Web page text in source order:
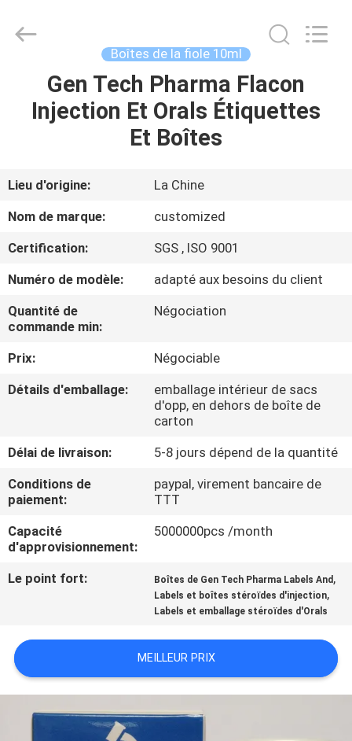
MAISON
AU
SUJET
DE
VISITE
CONTRÔLE
QUALITÉ
CONTACTEZ-
NOUS
NOUVELLES
PLAN
DU
SITE
Industry
Boîtes de la fiole 10ml
Gen Tech Pharma Flacon
Injection Et Orals Étiquettes
Et Boîtes
Lieu d'origine:
La Chine
Nom de marque:
customized
Certification:
SGS , ISO 9001
Numéro de modèle:
adapté aux besoins du client
Quantité de
commande min:
Négociation
Prix:
Négociable
Détails d'emballage:
emballage intérieur de sacs
d'opp, en dehors de boîte de
carton
Délai de livraison:
5-8 jours dépend de la quantité
Conditions de
paiement:
paypal, virement bancaire de
TTT
Capacité
d'approvisionnement:
5000000pcs /month
Le point fort: Boîtes de Gen Tech Pharma Labels And ,
Labels et boîtes stéroïdes d'injection,
Labels et emballage stéroïdes d'Orals
MEILLEUR PRIX